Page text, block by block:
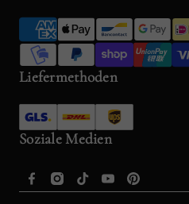
Liefermethoden
Soziale Medien